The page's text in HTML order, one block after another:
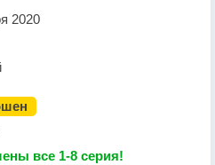
2020
все 1-8 серия!